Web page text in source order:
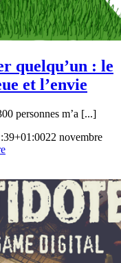
quelqu’un : le
et l’envie
personnes m’a [...]
22 novembre